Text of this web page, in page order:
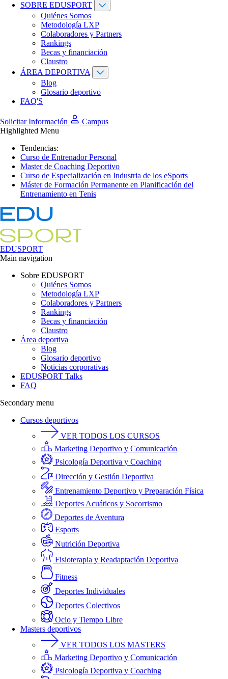
SOBRE EDUSPORT
Quiénes Somos
Metodología LXP
Colaboradores y Partners
Rankings
Becas y financiación
Claustro
ÁREA DEPORTIVA
Blog
Glosario deportivo
FAQ'S
Solicitar Información
Campus
Highlighted Menu
Tendencias:
Curso de Entrenador Personal
Master de Coaching Deportivo
Curso de Especialización en Industria de los eSports
Máster de Formación Permanente en Planificación del
Entrenamiento en Tenis
EDUSPORT
Main navigation
Sobre EDUSPORT
Quiénes Somos
Metodología LXP
Colaboradores y Partners
Rankings
Becas y financiación
Claustro
Área deportiva
Blog
Glosario deportivo
Noticias corporativas
EDUSPORT Talks
FAQ
Secondary menu
Cursos deportivos
VER TODOS LOS CURSOS
Marketing Deportivo y Comunicación
Psicología Deportiva y Coaching
Dirección y Gestión Deportiva
Entrenamiento Deportivo y Preparación Física
Deportes Acuáticos y Socorrismo
Deportes de Aventura
Esports
Nutrición Deportiva
Fisioterapia y Readaptación Deportiva
Fitness
Deportes Individuales
Deportes Colectivos
Ocio y Tiempo Libre
Masters deportivos
VER TODOS LOS MASTERS
Marketing Deportivo y Comunicación
Psicología Deportiva y Coaching